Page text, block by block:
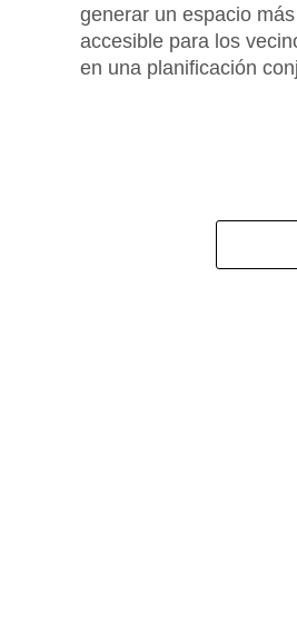
generar un espacio
accesible para los
en una planificación